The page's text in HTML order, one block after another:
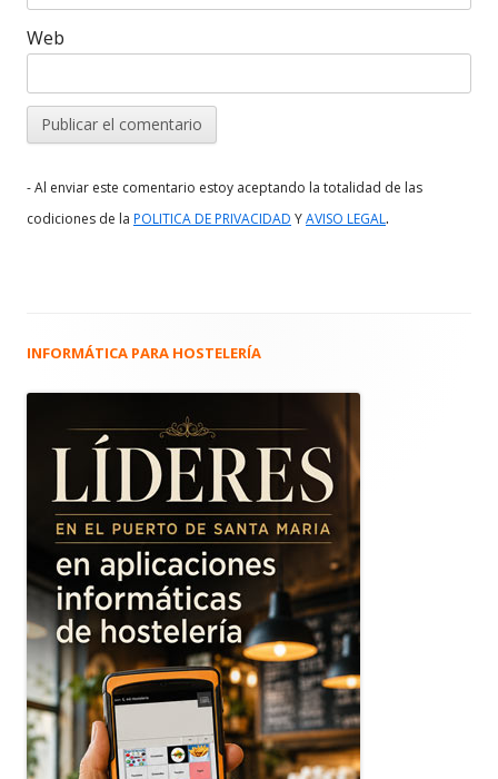
Web
- Al enviar este comentario estoy aceptando la totalidad de las
codiciones de la POLITICA DE PRIVACIDAD YAVISO LEGAL.
Barra
principal
INFORMÁTICA PARA HOSTELERÍA